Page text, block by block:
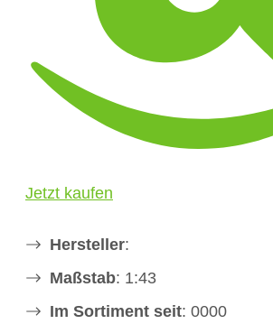
Jetzt kaufen
Hersteller:
Maßstab: 1:43
Im Sortiment seit: 0000